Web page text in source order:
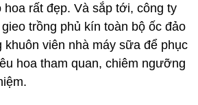
rất đẹp. Và sắp tới, công ty
trồng phủ kín toàn bộ ốc đảo
khuôn viên nhà máy sữa để phục
hoa tham quan, chiêm ngưỡng